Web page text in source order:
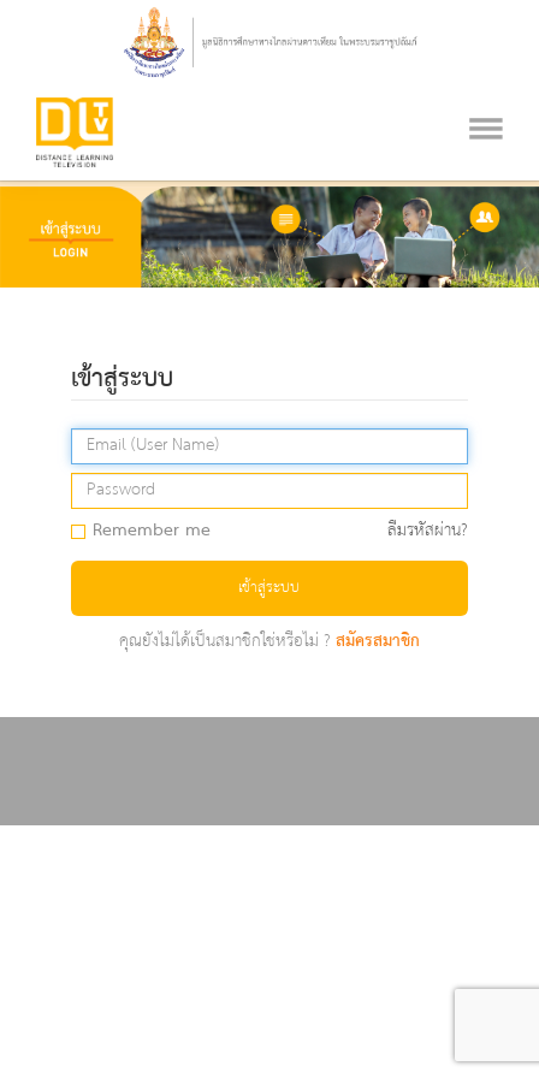
เข้าสู่ระบบ
Remember me ลืมรหัสผ่าน?
เข้าสู่ระบบ
คุณยังไม่ได้เป็นสมาชิกใช่หรือไม่ ?สมัครสมาชิก